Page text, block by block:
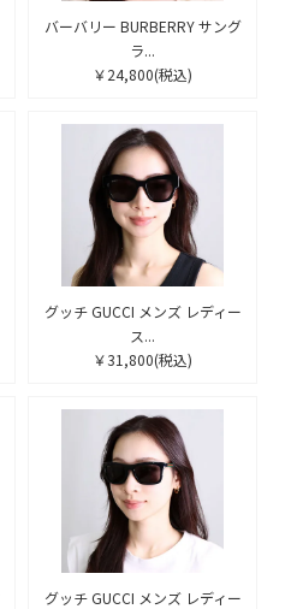
バーバリー BURBERRY サング
ラ...
￥24,800(税込)
グッチ GUCCI メンズ レディー
ス...
￥31,800(税込)
グッチ GUCCI メンズ レディー